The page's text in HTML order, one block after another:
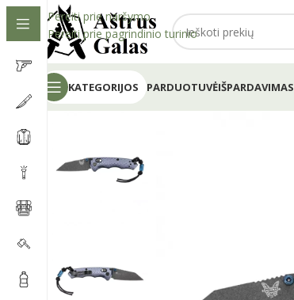
Pereiti prie naršymo
Pereiti prie pagrindinio turinio
KATEGORIJOS PARDUOTUVĖIŠPARDAVIMAS